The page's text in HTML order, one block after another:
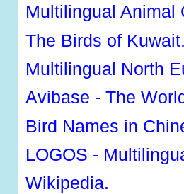
Multilingual Animal
The Birds of
Multilingual North
Avibase - The
Bird Names in
LOGOS -
Wikipedia.